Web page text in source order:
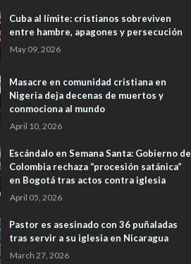
Cuba al límite: cristianos sobreviven
entre hambre, apagones y persecución
May 09, 2026
Masacre en comunidad cristiana en
Nigeria deja decenas de muertos y
conmociona al mundo
April 10, 2026
Escándalo en Semana Santa: Gobierno de
Colombia rechaza “procesión satánica”
en Bogotá tras actos contra iglesia
April 05, 2026
Pastor es asesinado con 36 puñaladas
tras servir a su iglesia en Nicaragua
March 27, 2026